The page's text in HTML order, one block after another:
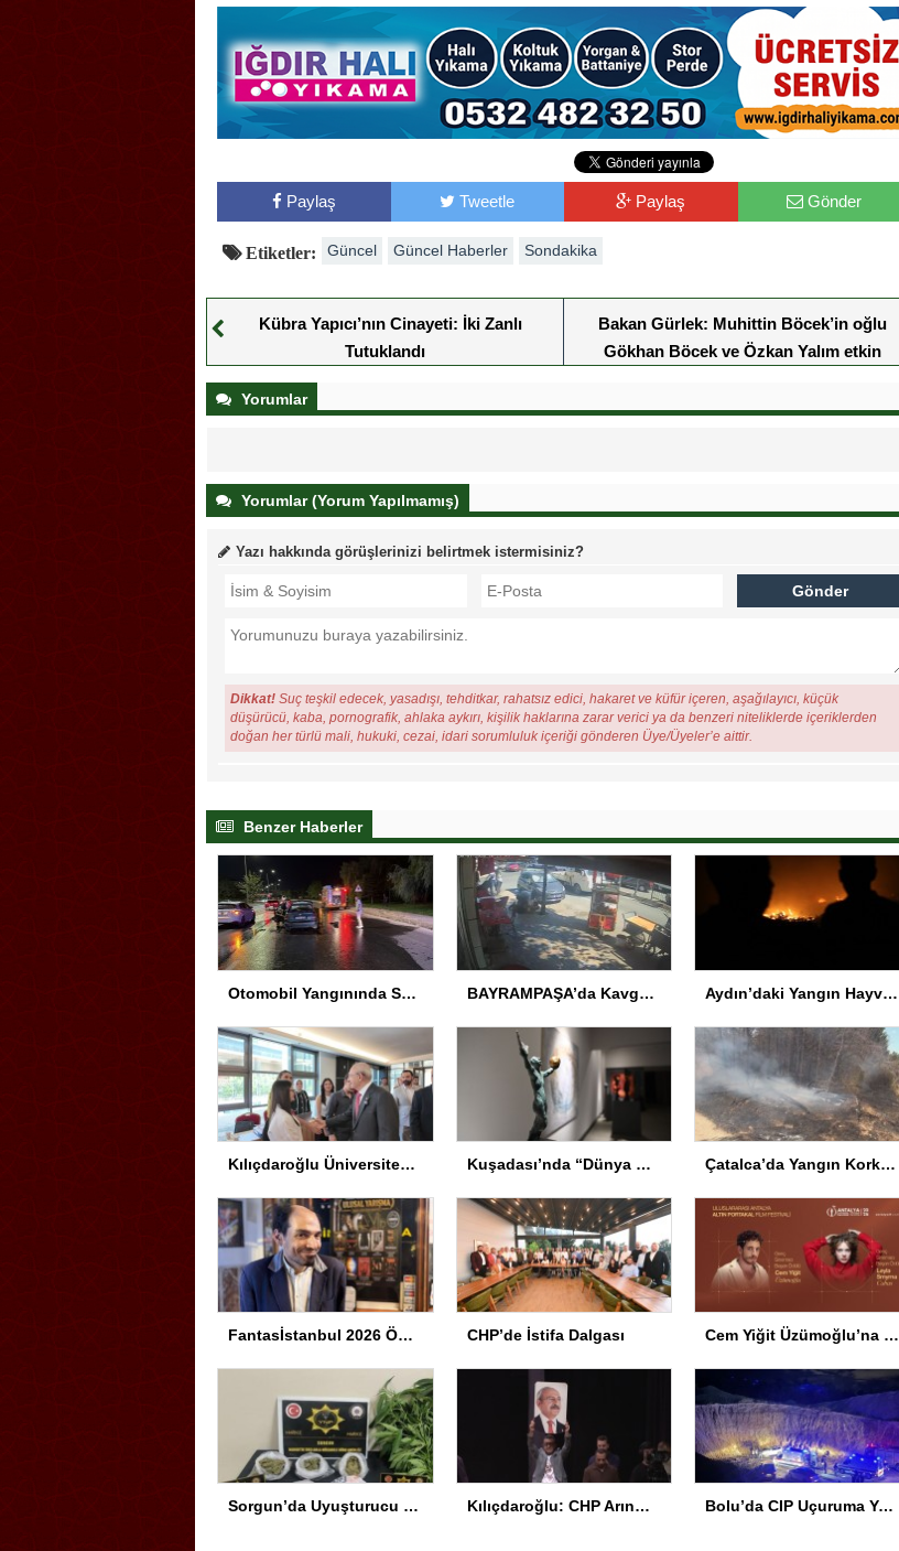
Paylaş Tweetle Paylaş Gönder
Etiketler: Güncel Güncel Haberler Sondakika
Kübra Yapıcı’nın Cinayeti: İki Zanlı
Tutuklandı
Bakan Gürlek: Muhittin Böcek’in oğlu
Gökhan Böcek ve Özkan Yalım etkin
verdi
Yorumlar
Yorumlar (Yorum Yapılmamış)
Yazı hakkında görüşlerinizi belirtmek istermisiniz?
Dikkat! Suç teşkil edecek, yasadışı, tehditkar, rahatsız edici, hakaret ve küfür içeren, aşağılayıcı, küçük
düşürücü, kaba, pornografik, ahlaka aykırı, kişilik haklarına zarar verici ya da benzeri niteliklerde içeriklerden
doğan her türlü mali, hukuki, cezai, idari sorumluluk içeriği gönderen Üye/Üyeler’e aittir.
Benzer Haberler
Otomobil Yangınında Sürücü Yaralandı BAYRAMPAŞA’da Kavga: Bir Kişi Hayatını Kaybetti Aydın’daki Yangın Hayvan Tahliyesine Sebep Oldu
Kılıçdaroğlu Üniversitesi Tercih Merkezi’ni Ziyaret Etti Kuşadası’nda “Dünya Hâlâ Çiçek Açıyor” sergisi sanatseverlerle buluşuyor Çatalca’da Yangın Korkuttu
Fantasİstanbul 2026 Ödül Töreni Yapıldı CHP’de İstifa Dalgası Cem Yiğit Üzümoğlu’na Genç Başarı Ödülü
Sorgun’da Uyuşturucu Operasyonu Kılıçdaroğlu: CHP Arınmak Zorunda Bolu’da CIP Uçuruma Yuvarlandı: 2 Ölü, 1 Yaralı